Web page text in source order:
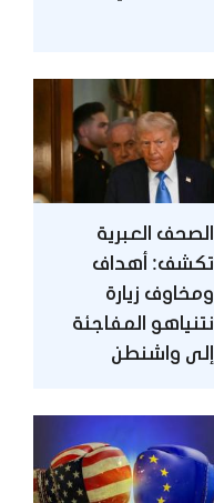
الصحف العبرية
تكشف: أهداف
ومخاوف زيارة
نتنياهو المفاجئة
إلى واشنطن